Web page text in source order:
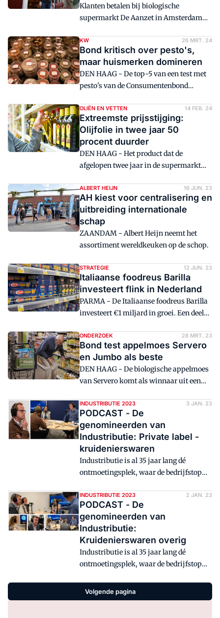
Klanten betalen bij biologische
supermarkt De Aanzet in Amsterdam
werkelijke prijs. Na de zomer wordt
deze zogeheten true pricing ook
toegepast op kruidenierswaren.
KW 26 MRT. 24
Bond kritisch over pesto's,
maar huismerken domineren
DEN HAAG - De top-5 van een test met
pesto's van de Consumentenbond
OLIËN EN VETTEN 14 FEB. 24
Extreemste prijsstijging:
Olijfolie in twee jaar 50
procent duurder
DEN HAAG - Het product dat de
afgelopen twee jaar in de supermarkt
olijfolie.
ALBERT HEIJN 16 JUN. 23
AH kiest voor centralisering en
uitbreiding internationale
schap
ZAANDAM - Albert Heijn neemt het
assortiment wereldkeuken op de schop.
STRATEGIE 12 JUN. 23
Italiaanse foodreus Barilla
investeert flink in Nederland
PARMA - De Italiaanse foodreus Barilla
investeert €1 miljard in groei. Een deel
ONDERZOEK 28 MRT. 23
Bond test appelmoes Servero
en Jumbo als beste
DEN HAAG - De biologische appelmoes
van Servero komt als winnaar uit een
Appelpuree Biologisch van Jumbo is
Beste Koop.
INDUSTRIBUTIE 2023 3 JAN. 23
PODCAST - De
genomineerden van
Industributie: Private label -
kruidenierswaren
Industributie is al 35 jaar lang dé
ontmoetingsplek, waar de bedrijfstop
levensmiddelenfabrikanten
samenkomen. Hoogtepunt van het event
is de bekendmaking van de resultaten
van het Industributie-onderzoek. In
deze podcast gaan host Annemarie
Brüning en hoofdredacteur Peter
Garstenveld in gesprek met de
INDUSTRIBUTIE 2023 2 JAN. 23
PODCAST - De
genomineerden van
Industributie:
Kruidenierswaren overig
Industributie is al 35 jaar lang dé
ontmoetingsplek, waar de bedrijfstop
levensmiddelenfabrikanten
samenkomen. Hoogtepunt van het event
Volgende pagina